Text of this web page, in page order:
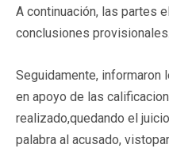
A continuación, las partes
conclusiones provisionales.
Seguidamente, informaron
en apoyo de las
realizado,quedando el
palabra al acusado,